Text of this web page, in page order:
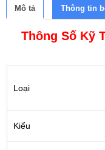
Mô tả Thông tin
Thông Số Kỹ
Loại
Kiểu